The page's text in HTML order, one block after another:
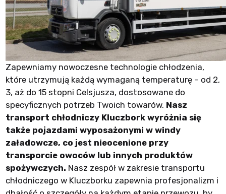
Zapewniamy nowoczesne technologie chłodzenia,
które utrzymują każdą wymaganą temperaturę – od 2,
3, aż do 15 stopni Celsjusza, dostosowane do
specyficznych potrzeb Twoich towarów. Nasz
transport chłodniczy Kluczbork wyróżnia się
także pojazdami wyposażonymi w windy
załadowcze, co jest nieocenione przy
transporcie owoców lub innych produktów
spożywczych. Nasz zespół w zakresie transportu
chłodniczego w Kluczborku zapewnia profesjonalizm i